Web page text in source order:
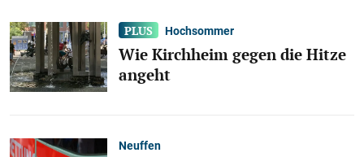
Hochsommer
Wie Kirchheim gegen die Hitze
angeht
Neuffen